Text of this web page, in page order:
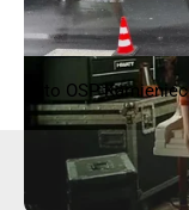
Foto OSP Kamieniec